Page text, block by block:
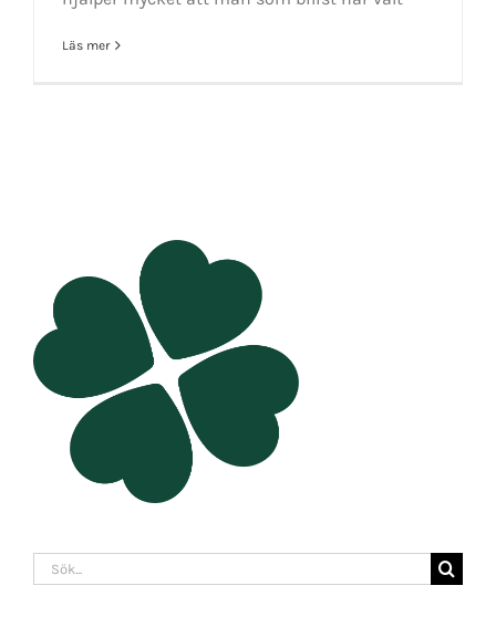
Läs mer
Sök
efter: